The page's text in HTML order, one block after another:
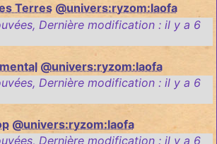
Terres @univers:ryzom:laofa
, Dernière modification : il y a 6
@univers:ryzom:laofa
, Dernière modification : il y a 6
@univers:ryzom:laofa
, Dernière modification : il y a 6